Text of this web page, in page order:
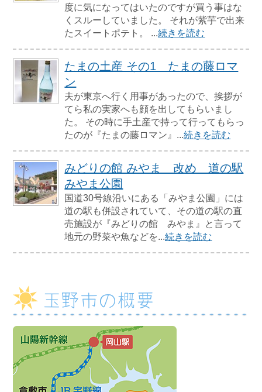
度に気になってはいたのですが買う事はな
くスルーしていました。 それが紫芋で出来
たスイートポテト。 ...続きを読む
たまの土産 その1 たまの藤ロマ
ン
夫が東京へ行く用事があったので、挨拶が
てら私の実家へも顔を出してもらいまし
た。 その時に手土産で持って行ってもらっ
たのが『たまの藤ロマン』...続きを読む
みどりの館 みやま 改め 道の駅
みやま公園
国道30号線沿いにある「みやま公園」には
道の駅も併設されていて、その道の駅の直
売施設が『みどりの館 みやま』と言って
地元の野菜や魚などを...続きを読む
玉野市の概要